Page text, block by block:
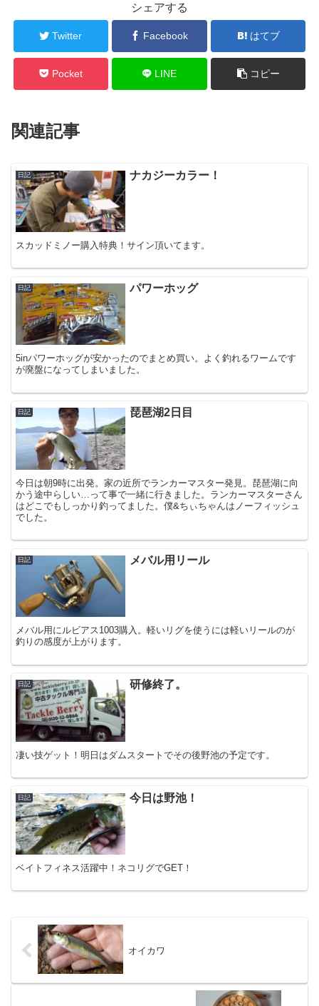
シェアする
Twitter Facebook はてブ
Pocket LINE コピー
関連記事
日記 ナカジーカラー！
スカッドミノー購入特典！サイン頂いてます。
日記 パワーホッグ
5inパワーホッグが安かったのでまとめ買い。よく釣れるワームです
が廃盤になってしまいました。
日記 琵琶湖2日目
今日は朝9時に出発。家の近所でランカーマスター発見。琵琶湖に向
かう途中らしい…って事で一緒に行きました。ランカーマスターさん
はどこでもしっかり釣ってました。僕&ちぃちゃんはノーフィッシュ
でした。
日記 メバル用リール
メバル用にルビアス1003購入。軽いリグを使うには軽いリールのが
釣りの感度が上がります。
日記 研修終了。
凄い技ゲット！明日はダムスタートでその後野池の予定です。
日記 今日は野池！
ベイトフィネス活躍中！ネコリグでGET！
オイカワ